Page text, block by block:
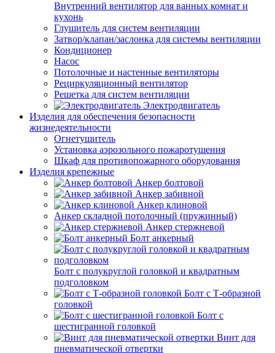
Внутренний вентилятор для ванных комнат и
кухонь
Глушитель для систем вентиляции
Затвор/клапан/заслонка для системы вентиляции
Кондиционер
Насос
Потолочные и настенные вентиляторы
Рециркуляционный вентилятор
Решетка для систем вентиляции
Электродвигатель
Изделия для обеспечения безопасности
жизнедеятельности
Огнетушитель
Установка аэрозольного пожаротушения
Шкаф для противопожарного оборудования
Изделия крепежные
Анкер болтовой
Анкер забивной
Анкер клиновой
Анкер складной потолочный (пружинный)
Анкер стержневой
Болт анкерный
Болт с полукруглой головкой и квадратным
подголовком
Болт с Т-образной
головкой
Болт с
шестигранной головкой
Винт для
пневматической отвертки